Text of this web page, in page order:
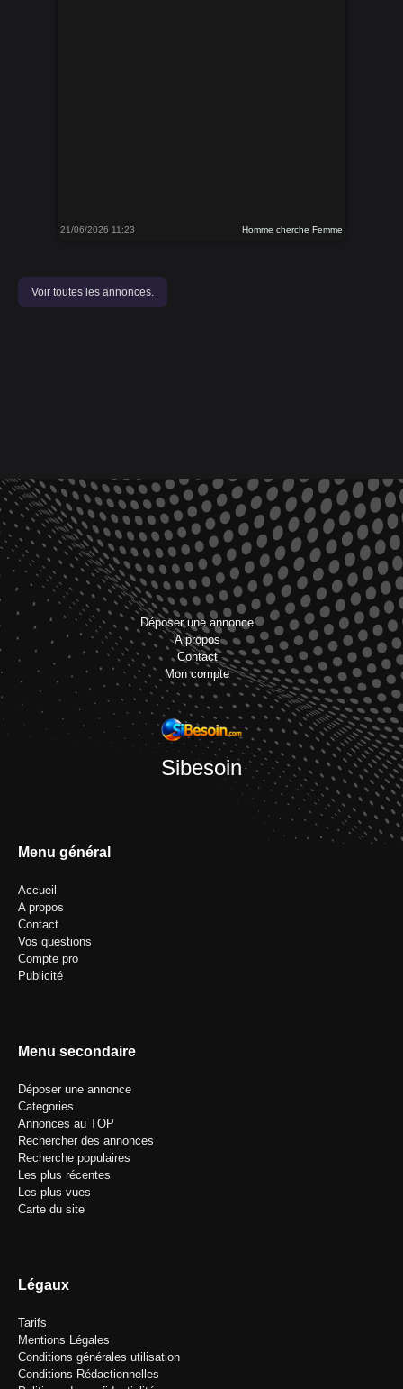
21/06/2026 11:23 Homme cherche Femme
Voir toutes les annonces.
Déposer une annonce
A propos
Contact
Mon compte
Sibesoin
Menu général
Accueil
A propos
Contact
Vos questions
Compte pro
Publicité
Menu secondaire
Déposer une annonce
Categories
Annonces au TOP
Rechercher des annonces
Recherche populaires
Les plus récentes
Les plus vues
Carte du site
Légaux
Tarifs
Mentions Légales
Conditions générales utilisation
Conditions Rédactionnelles